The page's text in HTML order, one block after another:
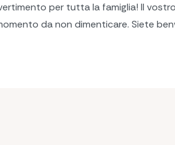
per tutta la famiglia! Il
da non dimenticare. Siete